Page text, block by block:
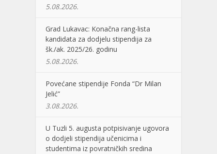
5.08.2026.
Grad Lukavac: Konačna rang-lista
kandidata za dodjelu stipendija za
šk./ak. 2025/26. godinu
5.08.2026.
Povećane stipendije Fonda “Dr Milan
Jelić”
3.08.2026.
U Tuzli 5. augusta potpisivanje ugovora
o dodjeli stipendija učenicima i
studentima iz povratničkih sredina